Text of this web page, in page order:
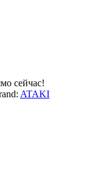
сейчас!
ATAKI